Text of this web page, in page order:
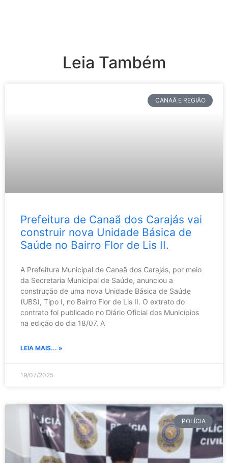
Leia Também
CANAÃ E REGIÃO
Prefeitura de Canaã dos Carajás vai
construir nova Unidade Básica de
Saúde no Bairro Flor de Lis II.
A Prefeitura Municipal de Canaã dos Carajás, por meio
da Secretaria Municipal de Saúde, anunciou a
construção de uma nova Unidade Básica de Saúde
(UBS), Tipo I, no Bairro Flor de Lis II. O extrato do
contrato foi publicado no Diário Oficial dos Municípios
na edição do dia 18/07. A
LEIA MAIS... »
19/07/2025
POLÍCIA